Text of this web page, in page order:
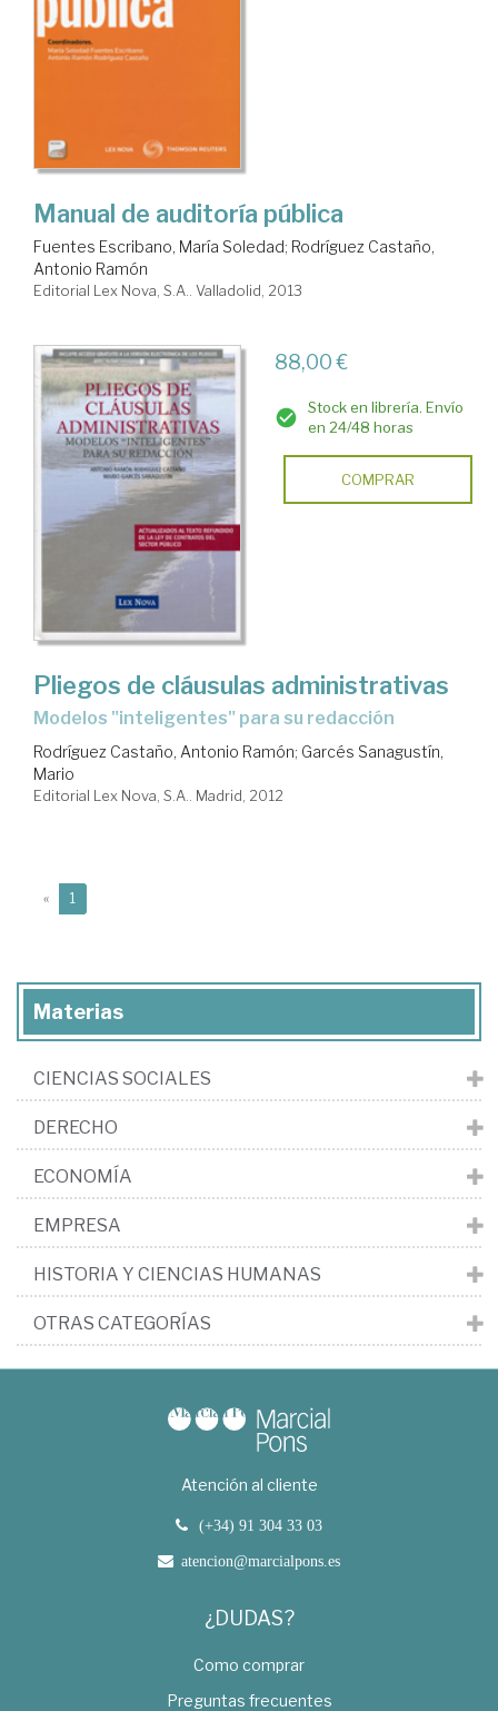
Manual de auditoría pública
Fuentes Escribano, María Soledad; Rodríguez Castaño,
Antonio Ramón
Editorial Lex Nova, S.A.. Valladolid, 2013
88,00 €
Stock en librería. Envío
en 24/48 horas
COMPRAR
Pliegos de cláusulas administrativas
modelos "inteligentes" para su redacción
Rodríguez Castaño, Antonio Ramón; Garcés Sanagustín,
Mario
Editorial Lex Nova, S.A.. Madrid, 2012
« 1
Materias
CIENCIAS SOCIALES
DERECHO
ECONOMÍA
EMPRESA
HISTORIA Y CIENCIAS HUMANAS
OTRAS CATEGORÍAS
Atención al cliente
(+34) 91 304 33 03
atencion@marcialpons.es
¿DUDAS?
Como comprar
Preguntas frecuentes